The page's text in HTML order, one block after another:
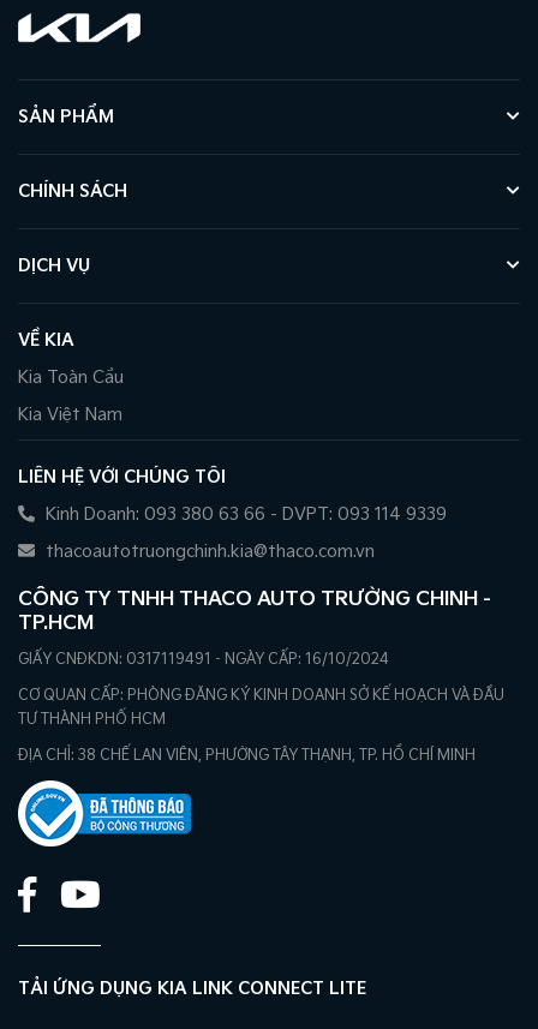
SẢN PHẨM
CHÍNH SÁCH
DỊCH VỤ
VỀ KIA
Kia Toàn Cầu
Kia Việt Nam
LIÊN HỆ VỚI CHÚNG TÔI
Kinh Doanh: 093 380 63 66 - DVPT: 093 114 9339
thacoautotruongchinh.kia@thaco.com.vn
CÔNG TY TNHH THACO AUTO TRƯỜNG CHINH -
TP.HCM
GIẤY CNĐKDN: 0317119491 - NGÀY CẤP: 16/10/2024
CƠ QUAN CẤP: PHÒNG ĐĂNG KÝ KINH DOANH SỞ KẾ HOẠCH VÀ ĐẦU
TƯ THÀNH PHỐ HCM
ĐỊA CHỈ: 38 CHẾ LAN VIÊN, PHƯỜNG TÂY THẠNH, TP. HỒ CHÍ MINH
TẢI ỨNG DỤNG KIA LINK CONNECT LITE